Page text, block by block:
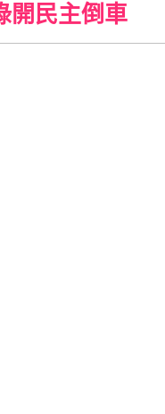
開民主倒車